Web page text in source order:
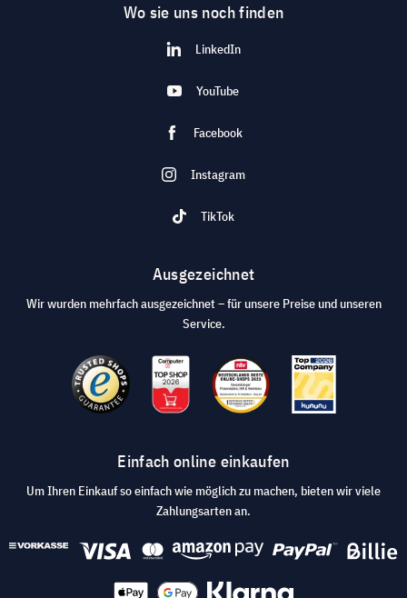
Wo sie uns noch finden
LinkedIn
YouTube
Facebook
Instagram
TikTok
Ausgezeichnet
Wir wurden mehrfach ausgezeichnet – für unsere Preise und unseren
Service.
Einfach online einkaufen
Um Ihren Einkauf so einfach wie möglich zu machen, bieten wir viele
Zahlungsarten an.